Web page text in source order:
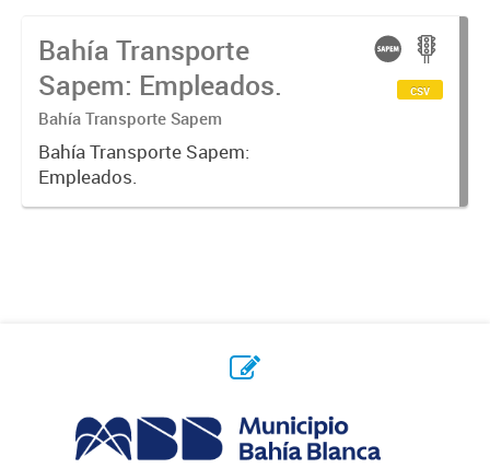
Bahía Transporte
Sapem: Empleados.
Bahía Transporte Sapem
Bahía Transporte Sapem:
Empleados.
csv